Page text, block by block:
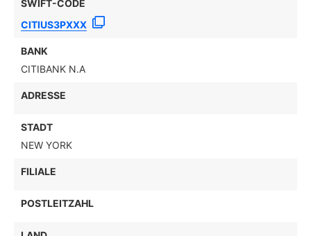
SWIFT-CODE
CITIUS3PXXX
BANK
CITIBANK N.A
ADRESSE
STADT
NEW YORK
FILIALE
POSTLEITZAHL